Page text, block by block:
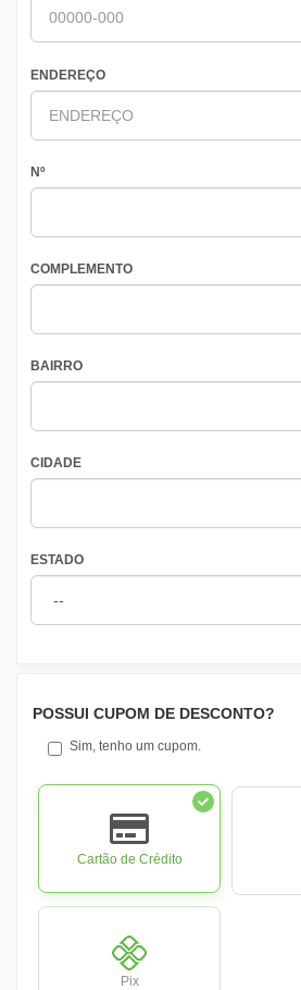
ENDEREÇO
Nº
COMPLEMENTO
BAIRRO
CIDADE
ESTADO
POSSUI CUPOM DE DESCONTO?
Sim, tenho um cupom.
Cartão de Crédito
Pix